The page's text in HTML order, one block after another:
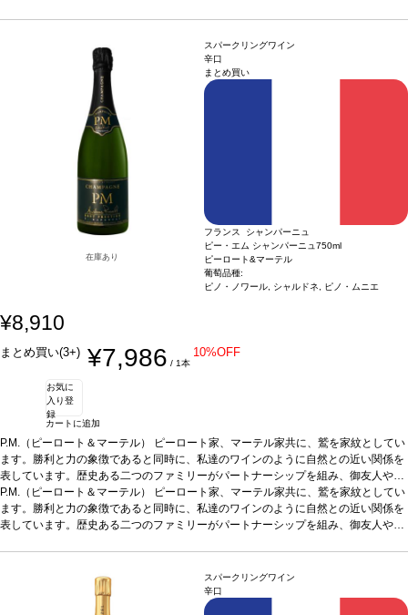
濃く鮮やかなピンク色、繊細で綺麗な泡が糸状に立ち上る。フルボデ
ィのノーズを示し、素晴らしく美味しいペイストリーのアロマを伴う。アタックは
まっすぐで幅広く、とてもフレッシュ。口中で広がるタンニンは、シルクのように
滑らか。甘味、酸味、タンニンの見事なバランスに、しっかりとしたストラクチャ
ーが感じられる官能的な一本。
ティーや会食のスタートから最後まで、友人や家族と愉しめるシャンパーニュ。ま
た、デザート、特にチョコレートとよく合う。
ール、ピノ・ムニエ
グラム/リットル）は、美しいつやを出します。繊細な泡、ロゼ色の色調、生き生き
とした豊かな風味を感じます。非常に滑らかなタンニンが口に広がります。シャル
ドネがもたらすフレッシュ感が骨格のとれた見事な調和をもたらします。
濃く鮮やかなピンク色、繊細で綺麗な泡が糸状に立ち上る。フルボデ
ィのノーズを示し、素晴らしく美味しいペイストリーのアロマを伴う。アタックは
まっすぐで幅広く、とてもフレッシュ。口中で広がるタンニンは、シルクのように
滑らか。甘味、酸味、タンニンの見事なバランスに、しっかりとしたストラクチャ
ーが感じられる官能的な一本。
ティーや会食のスタートから最後まで、友人や家族と愉しめるシャンパーニュ。ま
た、デザート、特にチョコレートとよく合う。
ール、ピノ・ムニエ
在庫あり
スパークリングワイン
辛口
まとめ買い
フランス シャンパーニュ
ピー・エム シャンパーニュ 750ml
ピーロート&マーテル
葡萄品種:
ピノ・ノワール, シャルドネ, ピノ・ムニエ
¥8,910
まとめ買い(3+) ¥7,986 / 1本
10%OFF
お気に
入り登
録
カートに追加
P.M.（ピーロート＆マーテル） ピーロート家、マーテル家共に、鷲を家紋としてい
ます。勝利と力の象徴であると同時に、私達のワインのように自然との近い関係を
表しています。歴史ある二つのファミリーがパートナーシップを組み、御友人や御
家族とお楽しみ頂ける個性豊かなシャンパーニュをお届けいたします。 by: Dr. ヨハ
ネス・ピーロート＆クリストフ・ラペノーテイスティングノート中位〜濃い麦わ
ら色。素晴らしい深みを持つ、きれいな泡が素晴らしく一貫して出てくる。魅力的
後味を与えている。葡萄品種 ピノ・ノワール、シャルドネ、ピノ・ムニエ
P.M.（ピーロート＆マーテル） ピーロート家、マーテル家共に、鷲を家紋としてい
ます。勝利と力の象徴であると同時に、私達のワインのように自然との近い関係を
表しています。歴史ある二つのファミリーがパートナーシップを組み、御友人や御
ら色。素晴らしい深みを持つ、きれいな泡が素晴らしく一貫して出てくる。魅力的
なイーストのようなノーズを持ち、トーストの含みがあり、花のような含みを伴
う。柔らかく豊かで複雑、アロマは泡により風味で強調され、魅力的な余韻の長い
スパークリングワイン
辛口